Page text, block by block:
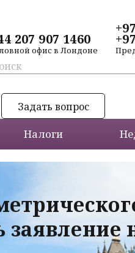
207 907 1460
офис в Лондоне
Задать вопрос
Налоги